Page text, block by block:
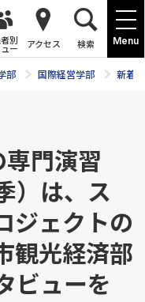
Menu
別
ー アクセス 検索
部 国際経営学部 新着
門演習
）は、ス
ジェクトの
観光経済部
ビューを